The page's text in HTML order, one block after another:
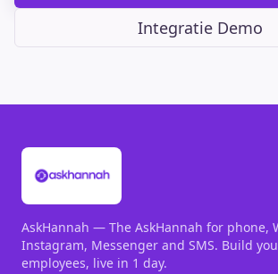
Integratie Demo
AskHannah — The AskHannah for phone,
Instagram, Messenger and SMS. Build
employees, live in 1 day.